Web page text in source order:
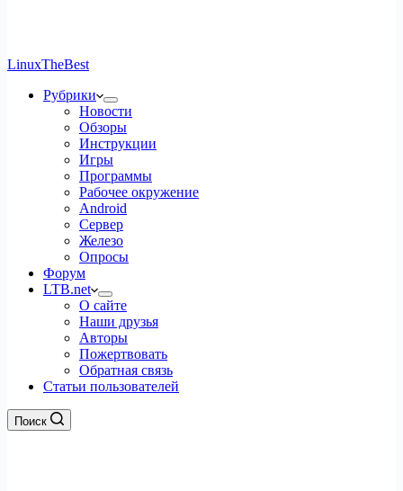
LinuxTheBest
Рубрики
Новости
Обзоры
Инструкции
Игры
Программы
Рабочее окружение
Android
Сервер
Железо
Опросы
Форум
LTB.net
О сайте
Наши друзья
Авторы
Пожертвовать
Обратная связь
Статьи пользователей
Поиск